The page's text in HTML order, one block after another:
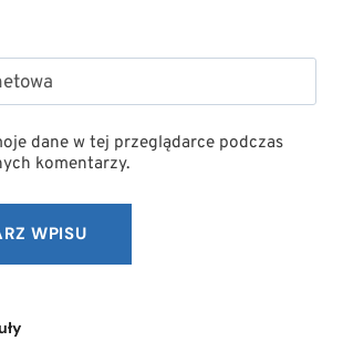
dane w tej przeglądarce podczas
komentarzy.